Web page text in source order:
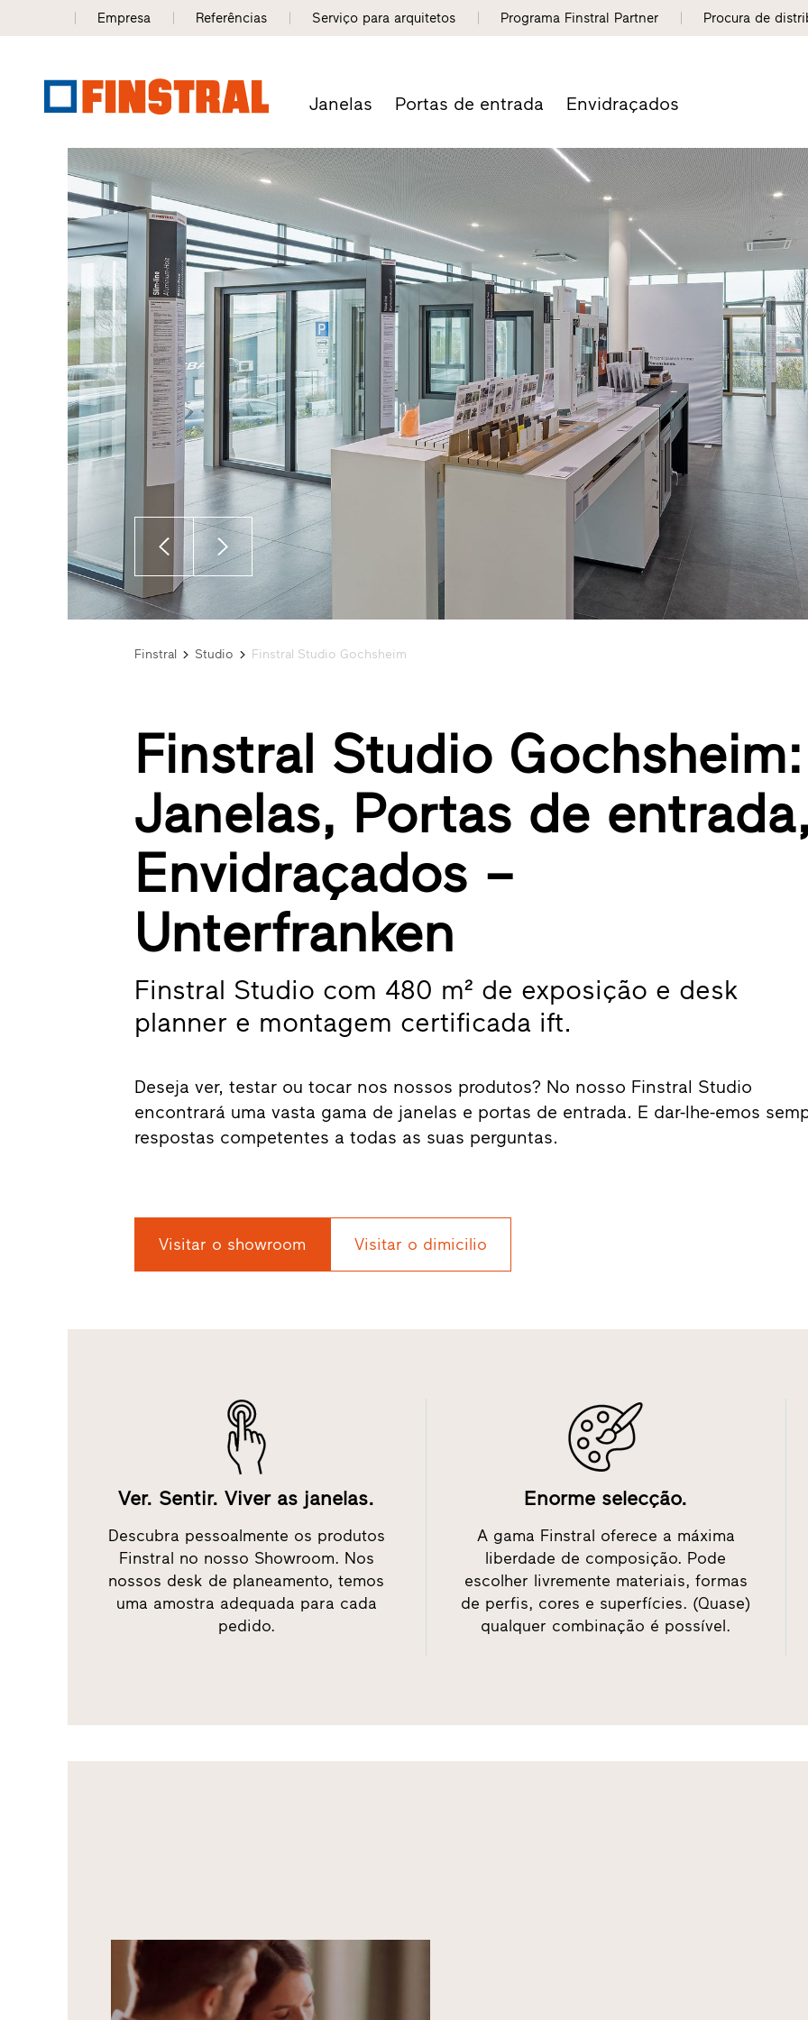
Empresa Referências Serviço para arquitetos Programa Finstral Partner Procura de
Janelas Portas de entrada Envidraçados
Finstral Studio Finstral Studio Gochsheim
Finstral Studio Gochsheim:
Janelas, Portas de entrada,
Envidraçados –
Unterfranken
Finstral Studio com 480 m² de exposição e desk
planner e montagem certificada ift.
Deseja ver, testar ou tocar nos nossos produtos? No nosso Finstral Studio
encontrará uma vasta gama de janelas e portas de entrada. E dar-lhe-emos
respostas competentes a todas as suas perguntas.
Visitar o showroom Visitar o dimicilio
Ver. Sentir. Viver as janelas.
Descubra pessoalmente os produtos
Finstral no nosso Showroom. Nos
nossos desk de planeamento, temos
uma amostra adequada para cada
pedido.
Enorme selecção.
A gama Finstral oferece a máxima
liberdade de composição. Pode
escolher livremente materiais, formas
de perfis, cores e superfícies. (Quase)
qualquer combinação é possível.